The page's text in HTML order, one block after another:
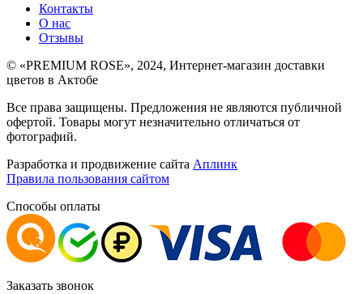
Контакты
О нас
Отзывы
© «PREMIUM ROSE», 2024, Интернет-магазин доставки
цветов в Актобе
Все права защищены. Предложения не являются публичной
офертой. Товары могут незначительно отличаться от
фотографий.
Разработка и продвижение сайта Аплинк
Правила пользования сайтом
Способы оплаты
Заказать звонок